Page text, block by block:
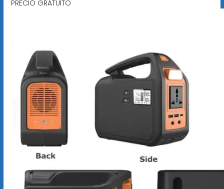
PRECIO GRATUITO